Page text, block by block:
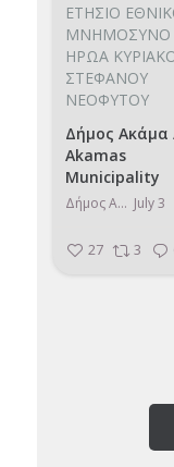
ΕΤΗΣΙΟ
ΜΝΗΜΟΣΥΝΟ
ΗΡΩΑ
ΣΤΕΦΑΝΟΥ
ΝΕΟΦΥΤΟΥ
Δήμος Ακάμα
Akamas
Municipality
Δήμος Ακάμα / Akamas Municipality July 3
27 3